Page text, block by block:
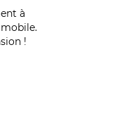
à
!